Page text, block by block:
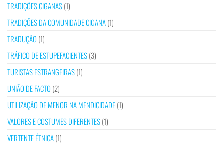
TRADIÇÕES CIGANAS(1)
TRADIÇÕES DA COMUNIDADE CIGANA(1)
TRADUÇÃO (1)
TRÁFICO DE ESTUPEFACIENTES(3)
TURISTAS ESTRANGEIRAS(1)
UNIÃO DE FACTO (2)
UTILIZAÇÃO DE MENOR NA MENDICIDADE(1)
VALORES E COSTUMES DIFERENTES(1)
VERTENTE ÉTNICA(1)